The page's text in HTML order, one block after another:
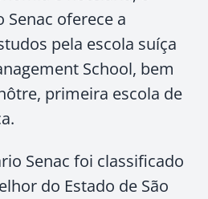
oferece a
pela escola suíça
School, bem
primeira escola de
Senac foi classificado
do Estado de São